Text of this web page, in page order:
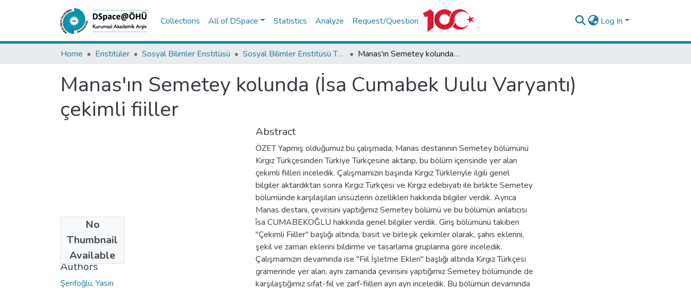
Collections All of DSpace Statistics Analyze Request/Question Log In
Home Enstitüler Sosyal Bilimler Enstitüsü Sosyal Bilimler Enstitüsü Tez Koleksiyonu Manas'ın Semetey kolunda (İsa Cumabek Uulu Varyantı) çekimli fiiller
Manas'ın Semetey kolunda (İsa Cumabek Uulu Varyantı)
çekimli fiiller
No
Thumbnail
Available
2003
Authors
Şerifoğlu, Yasin
Abstract
ÖZET Yapmış olduğumuz bu çalışmada, Manas destanının Semetey bölümünü
Kırgız Türkçesinden Türkiye Türkçesine aktarıp, bu bölüm içerisinde yer alan
çekimli fiilleri inceledik. Çalışmamızın başında Kırgız Türkleriyle ilgili genel
bilgiler aktardıktan sonra Kırgız Türkçesi ve Kırgız edebiyatı ile birlikte Semetey
bölümünde karşılaşılan ünsüzlerin özellikleri hakkında bilgiler verdik. Ayrıca
Manas destanı, çevirisini yaptığımız Semetey bölümü ve bu bölümün anlatıcısı
îsa CUMABEKOĞLU hakkında genel bilgiler verdik. Giriş bölümünü takiben
"Çekimli Fiiller" başlığı altında, basit ve birleşik çekimler olarak, şahıs eklerini,
şekil ve zaman eklerini bildirme ve tasarlama gruplarına göre inceledik.
Çalışmamızın devamında ise "Fiil İşletme Ekleri" başlığı altında Kırgız Türkçesi
gramerinde yer alan, aynı zamanda çevirisini yaptığımız Semetey bölümünde de
karşılaştığımız sıfat-fıil ve zarf-fiilleri ayrı ayrı inceledik. Bu bölümün devamında